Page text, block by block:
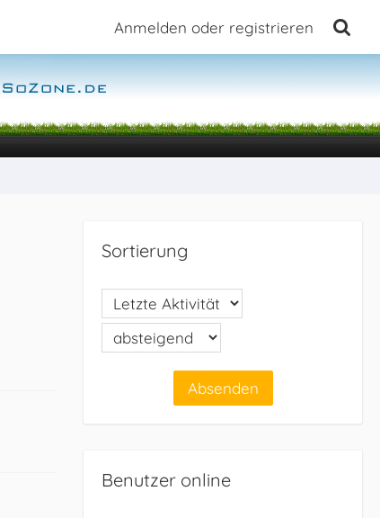
Anmelden oder registrieren
Sortierung
Benutzer online